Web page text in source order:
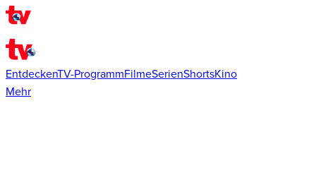
EntdeckenTV-ProgrammFilmeSerienShortsKino
Mehr